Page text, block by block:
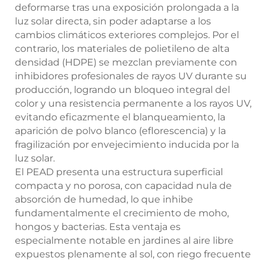
deformarse tras una exposición prolongada a la
luz solar directa, sin poder adaptarse a los
cambios climáticos exteriores complejos. Por el
contrario, los materiales de polietileno de alta
densidad (HDPE) se mezclan previamente con
inhibidores profesionales de rayos UV durante su
producción, logrando un bloqueo integral del
color y una resistencia permanente a los rayos UV,
evitando eficazmente el blanqueamiento, la
aparición de polvo blanco (eflorescencia) y la
fragilización por envejecimiento inducida por la
luz solar.
El PEAD presenta una estructura superficial
compacta y no porosa, con capacidad nula de
absorción de humedad, lo que inhibe
fundamentalmente el crecimiento de moho,
hongos y bacterias. Esta ventaja es
especialmente notable en jardines al aire libre
expuestos plenamente al sol, con riego frecuente